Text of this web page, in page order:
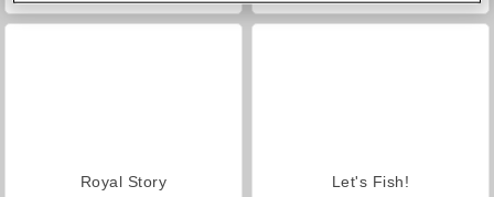
Royal Story Let's Fish!